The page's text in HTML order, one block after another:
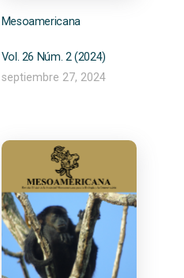
Mesoamericana
Vol. 26 Núm. 2 (2024)
septiembre 27, 2024